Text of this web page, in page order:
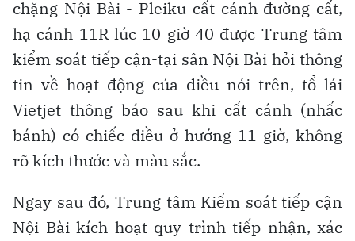
chặng Nội Bài - Pleiku cất cánh đường cất,
hạ cánh 11R lúc 10 giờ 40 được Trung tâm
kiểm soát tiếp cận-tại sân Nội Bài hỏi thông
tin về hoạt động của diều nói trên, tổ lái
Vietjet thông báo sau khi cất cánh (nhấc
bánh) có chiếc diều ở hướng 11 giờ, không
rõ kích thước và màu sắc.
Ngay sau đó, Trung tâm Kiểm soát tiếp cận
Nội Bài kích hoạt quy trình tiếp nhận, xác